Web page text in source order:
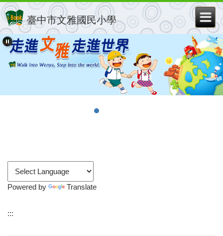
跳
到
主
要
內
容
臺中市文雅國民小學
Powered by Translate
:::